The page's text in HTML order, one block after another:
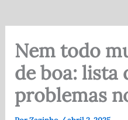
Nem todo
de boa: lista
problemas